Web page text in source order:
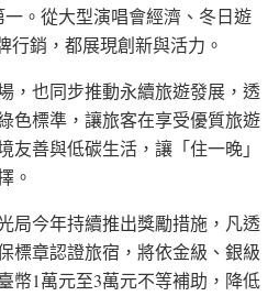
。從大型演唱會經濟、冬日遊
行銷，都展現創新與活力。
，也同步推動永續旅遊發展，透
色標準，讓旅客在享受優質旅遊
友善與低碳生活，讓「住一晚」
。
局今年持續推出獎勵措施，凡透
標章認證旅宿，將依金級、銀級
幣1萬元至3萬元不等補助，降低